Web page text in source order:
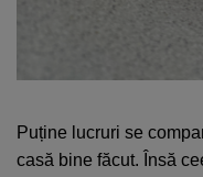
Puține lucruri se
casă bine făcut. Însă